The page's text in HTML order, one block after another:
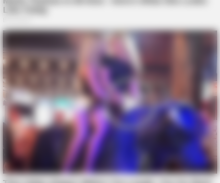
Nicole Kidman Finally Admits What We All Suspected
Video Of Giant Anaconda Is Going Viral All Over The World.